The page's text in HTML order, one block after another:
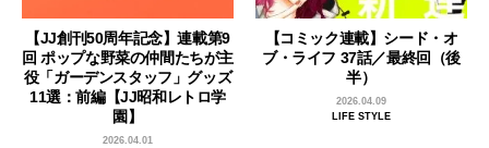
【JJ創刊50周年記念】連載第9
回 ポップな野菜の仲間たちが主
役「ガーデンスタッフ」グッズ
11選：前編【JJ昭和レトロ学
園】
2026.04.01
【コミック連載】シード・オ
ブ・ライフ 37話／最終回（後
半）
2026.04.09
LIFE STYLE